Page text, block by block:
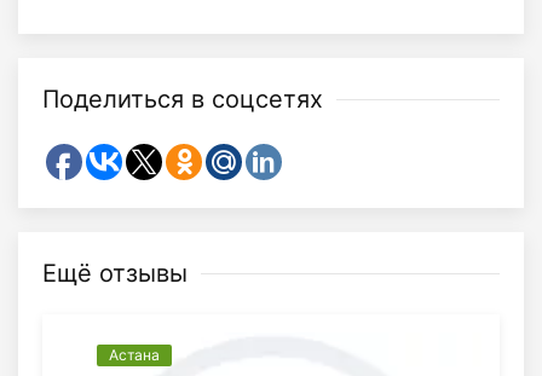
Поделиться в соцсетях
Ещё отзывы
Астана